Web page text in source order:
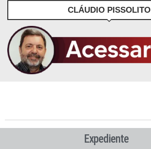
CLÁUDIO PISSOLITO
Expediente